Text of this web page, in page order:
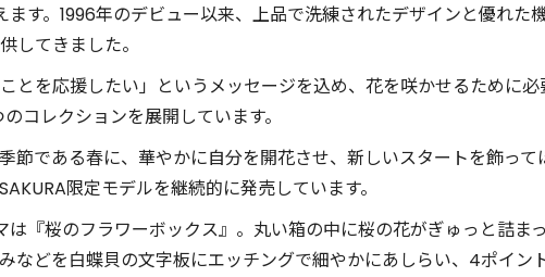
す。1996年のデビュー以来、上品で洗練されたデザインと優れた
してきました。
とを応援したい」というメッセージを込め、花を咲かせるために必
コレクションを展開しています。
節である春に、華やかに自分を開花させ、新しいスタートを飾って
限定モデルを継続的に発売しています。
『桜のフラワーボックス』。丸い箱の中に桜の花がぎゅっと詰ま
などを白蝶貝の文字板にエッチングで細やかにあしらい、4ポイン